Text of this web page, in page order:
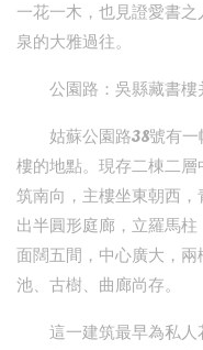
一花一木，也見證愛書
泉的大雅過往。
公園路：吳縣藏書樓
姑蘇公園路38號有
樓的地點。現存二棟二
筑南向，主樓坐東朝西
出半圓形庭廊，立羅馬
面闊五間，中心廣大，
池、古樹、曲廊尚存。
這一建筑最早為私